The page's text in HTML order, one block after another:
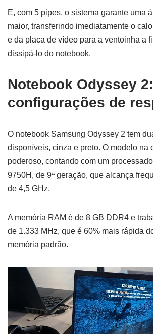
E, com 5 pipes, o sistema garante uma
maior, transferindo imediatamente o
e da placa de vídeo para a ventoinha a
dissipá-lo do notebook.
Notebook Odyssey 2:
configurações de
O notebook Samsung Odyssey 2 tem
disponíveis, cinza e preto. O modelo na
poderoso, contando com um
9750H, de 9ª geração, que alcança
de 4,5 GHz.
A memória RAM é de 8 GB DDR4 e
de 1.333 MHz, que é 60% mais rápida
memória padrão.